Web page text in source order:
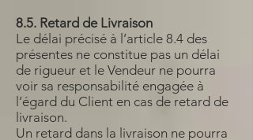
8.5. Retard de Livraison
Le délai précisé à l’article 8.4 des
présentes ne constitue pas un délai
de rigueur et le Vendeur ne pourra
voir sa responsabilité engagée à
l’égard du Client en cas de retard de
livraison.
Un retard dans la livraison ne pourra